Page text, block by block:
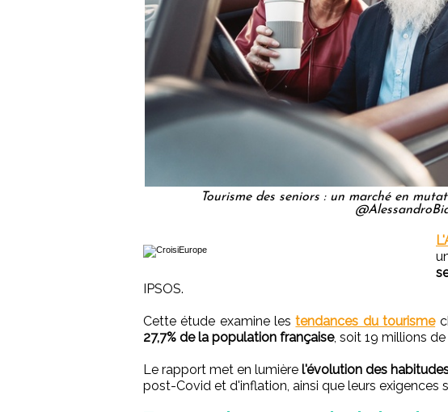
Tourisme des seniors : un marché en
IPSOS.
Cette étude examine lestendances du tourisme
27,7% de la population française, soit 19 millions
Le rapport met en lumière l'évolution des
post-Covid et d'inflation, ainsi que leurs exigences